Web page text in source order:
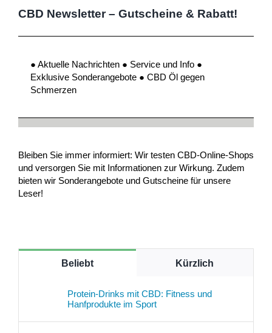
CBD Newsletter – Gutscheine & Rabatt!
● Aktuelle Nachrichten ● Service und Info ●
Exklusive Sonderangebote ● CBD Öl gegen
Schmerzen
Bleiben Sie immer informiert: Wir testen CBD-Online-Shops
und versorgen Sie mit Informationen zur Wirkung. Zudem
bieten wir Sonderangebote und Gutscheine für unsere
Leser!
Beliebt Kürzlich
Protein-Drinks mit CBD: Fitness und
Hanfprodukte im Sport